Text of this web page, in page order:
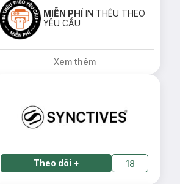
MIỄN PHÍ IN THÊU THEO
YÊU CẦU
Xem thêm
Theo dõi + 18